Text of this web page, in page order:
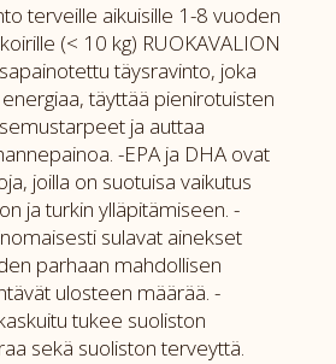
terveille aikuisille 1-8 vuoden
(< 10 kg) RUOKAVALION
täysravinto, joka
täyttää pienirotuisten
ja auttaa
-EPA ja DHA ovat
joilla on suotuisa vaikutus
ja turkin ylläpitämiseen. -
sulavat ainekset
parhaan mahdollisen
ulosteen määrää. -
tukee suoliston
sekä suoliston terveyttä.